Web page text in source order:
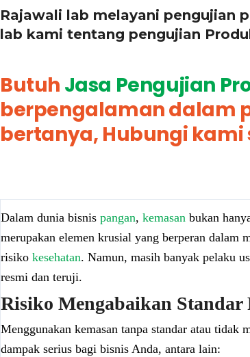
Rajawali lab melayani pengujian
lab kami tentang pengujian
Butuh Jasa Pengujian
berpengalaman dalam
bertanya, Hubungi kami
Dalam dunia bisnispangan,kemasan bukan
merupakan elemen krusial yang berperan dalam
risikokesehatan. Namun, masih banyak pelaku
resmi dan teruji.
Risiko Mengabaikan Standar
Menggunakan kemasan tanpa standar atau tidak
dampak serius bagi bisnis Anda, antara lain: